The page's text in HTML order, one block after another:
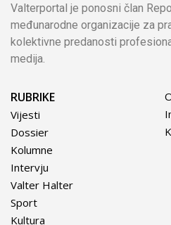
Valterportal je ponosni član
međunarodne organizacije za
kolektivne predanosti
medija.
RUBRIKE
Vijesti
Dossier
Kolumne
Intervju
Valter Halter
Sport
Kultura